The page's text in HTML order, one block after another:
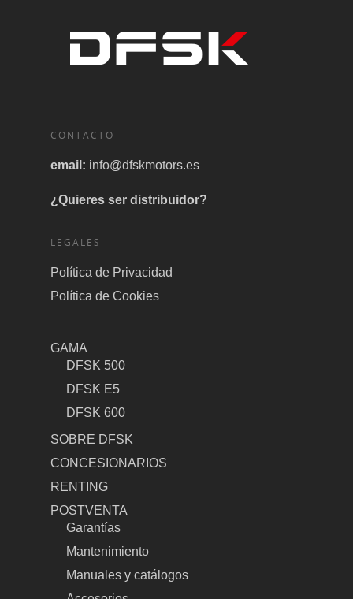
CONTACTO
email: info@dfskmotors.es
¿Quieres ser distribuidor?
LEGALES
Política de Privacidad
Política de Cookies
GAMA
DFSK 500
DFSK E5
DFSK 600
SOBRE DFSK
CONCESIONARIOS
RENTING
POSTVENTA
Garantías
Mantenimiento
Manuales y catálogos